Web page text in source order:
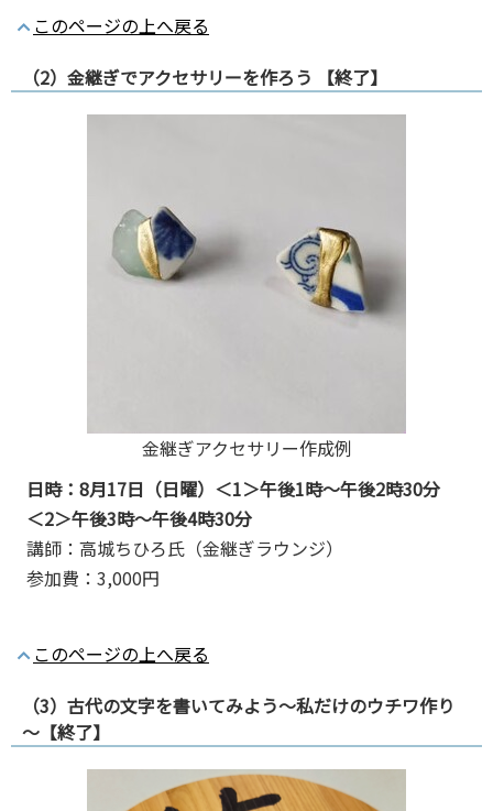
このページの上へ戻る
（2）金継ぎでアクセサリーを作ろう 【終了】
金継ぎアクセサリー作成例
日時：8月17日（日曜）＜1＞午後1時～午後2時30分
＜2＞午後3時～午後4時30分
講師：高城ちひろ氏（金継ぎラウンジ）
参加費：3,000円
このページの上へ戻る
（3）古代の文字を書いてみよう～私だけのウチワ作り
～【終了】